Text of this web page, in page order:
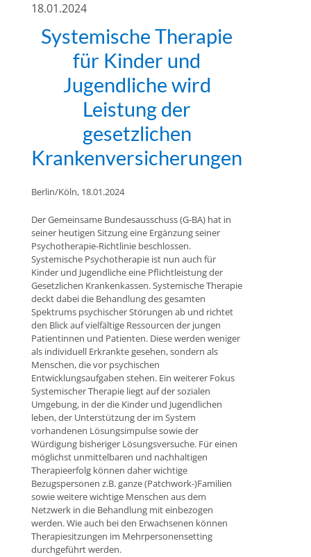
18.01.2024
Systemische Therapie
für Kinder und
Jugendliche wird
Leistung der
gesetzlichen
Krankenversicherungen
Berlin/Köln, 18.01.2024
Der Gemeinsame Bundesausschuss (G-BA) hat in
seiner heutigen Sitzung eine Ergänzung seiner
Psychotherapie-Richtlinie beschlossen.
Systemische Psychotherapie ist nun auch für
Kinder und Jugendliche eine Pflichtleistung der
Gesetzlichen Krankenkassen. Systemische Therapie
deckt dabei die Behandlung des gesamten
Spektrums psychischer Störungen ab und richtet
den Blick auf vielfältige Ressourcen der jungen
Patientinnen und Patienten. Diese werden weniger
als individuell Erkrankte gesehen, sondern als
Menschen, die vor psychischen
Entwicklungsaufgaben stehen. Ein weiterer Fokus
Systemischer Therapie liegt auf der sozialen
Umgebung, in der die Kinder und Jugendlichen
leben, der Unterstützung der im System
vorhandenen Lösungsimpulse sowie der
Würdigung bisheriger Lösungsversuche. Für einen
möglichst unmittelbaren und nachhaltigen
Therapieerfolg können daher wichtige
Bezugspersonen z.B. ganze (Patchwork-)Familien
sowie weitere wichtige Menschen aus dem
Netzwerk in die Behandlung mit einbezogen
werden. Wie auch bei den Erwachsenen können
Therapiesitzungen im Mehrpersonensetting
durchgeführt werden.